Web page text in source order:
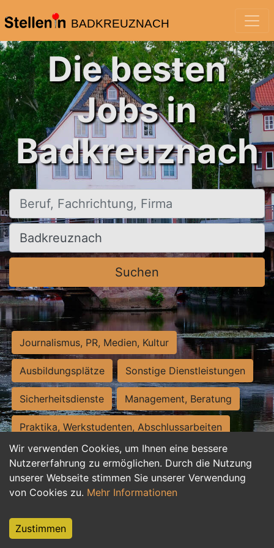
BADKREUZNACH
Wir verwenden Cookies, um Ihnen eine bessere
Nutzererfahrung zu ermöglichen. Durch die Nutzung
unserer Webseite stimmen Sie unserer Verwendung
von Cookies zu. Mehr Informationen
Zustimmen
Die besten
Jobs in
Badkreuznach
Beruf, Fachrichtung, Firma
Ort, Stadt
Suchen
Journalismus, PR, Medien, Kultur
Ausbildungsplätze Sonstige Dienstleistungen
Sicherheitsdienste Management, Beratung
Praktika, Werkstudenten, Abschlussarbeiten
Personalwesen Assistenz, Sekretariat
Hilfskräfte, Aushilfs- und Nebenjobs
Weiterbildung, Studium, duale Ausbildung